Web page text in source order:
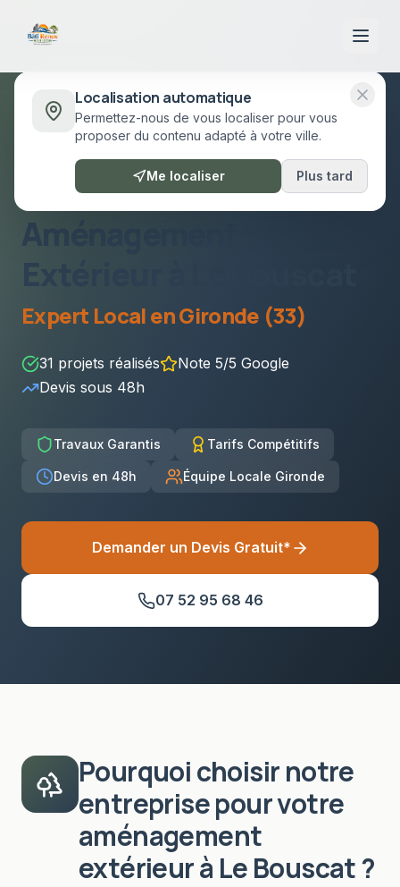
Accueil Prestations/Aménagement Extérieur Le Bouscat
•Gironde (33)
Aménagement
Expert Local enGironde (33)
31 projets réalisés
Note 5/5 Google
Devis sous 48h
Travaux Garantis Tarifs Compétitifs
Devis en 48h Équipe Locale Gironde
Demander un Devis Gratuit*
07 52 95 68 46
Pourquoi choisir notre
entreprise pour votre
aménagement
extérieurà Le Bouscat?
Localisation automatique
Permettez-nous de vous localiser pour vous
proposer du contenu adapté à votre ville.
Me localiser Plus tard